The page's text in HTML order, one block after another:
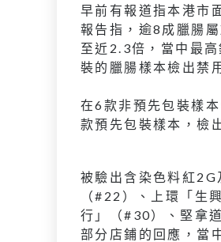
早前有報道指本港市
報告指，逾8成臘腸
至近2.3倍，當中最
裝的臘腸樣本檢出禁
在6款非預先包裝樣
款預先包裝樣本，檢
被驗出含染色料紅2G
（#22）、上環「生
行」（#30）、堅拿
部分店鋪的回應，當